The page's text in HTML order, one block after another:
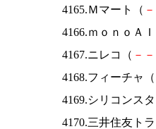
4165.Ｍマート（ －
4166.ｍｏｎｏＡ
4167.ニレコ（ － －
4168.フィーチャ（
4169.シリコンス
4170.三井住友ト